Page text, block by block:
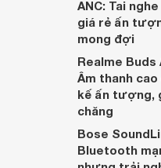
ANC: Tai
giá rẻ ấn
mong đợi
Realme Buds
Âm thanh
kế ấn tượng,
chăng
Bose
Bluetooth